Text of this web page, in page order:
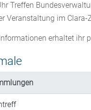
Treffen
Veranstaltung im
erhaltet ihr